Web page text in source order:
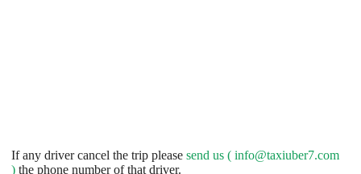
If any driver cancel the trip please send us ( info@taxiuber7.com
) the phone number of that driver.